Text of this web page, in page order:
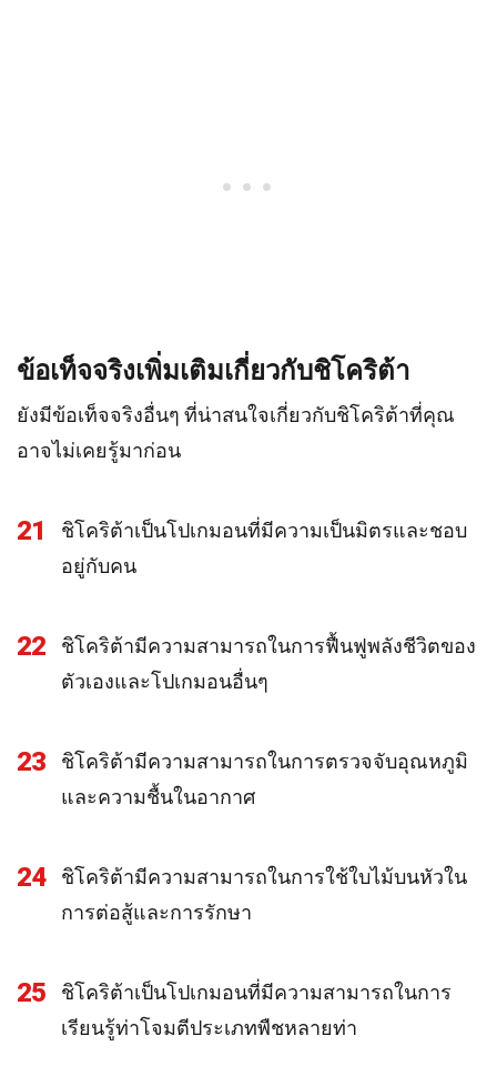
ข้อเท็จจริงเพิ่มเติมเกี่ยวกับชิโคริต้า
ยังมีข้อเท็จจริงอื่นๆ ที่น่าสนใจเกี่ยวกับชิโคริต้าที่คุณ
อาจไม่เคยรู้มาก่อน
21
ชิโคริต้าเป็นโปเกมอนที่มีความเป็นมิตรและชอบ
อยู่กับคน
22
ชิโคริต้ามีความสามารถในการฟื้นฟูพลังชีวิตของ
ตัวเองและโปเกมอนอื่นๆ
23
ชิโคริต้ามีความสามารถในการตรวจจับอุณหภูมิ
และความชื้นในอากาศ
24
ชิโคริต้ามีความสามารถในการใช้ใบไม้บนหัวใน
การต่อสู้และการรักษา
25
ชิโคริต้าเป็นโปเกมอนที่มีความสามารถในการ
เรียนรู้ท่าโจมตีประเภทพืชหลายท่า